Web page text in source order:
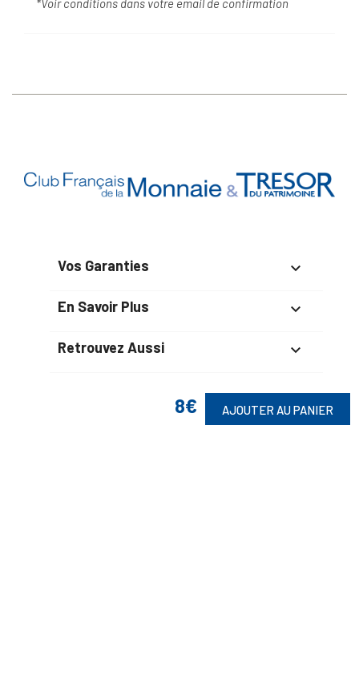
8€ AJOUTER AU PANIER
*Voir conditions dans votre email de confirmation
Vos Garanties 
En Savoir Plus 
Retrouvez Aussi 